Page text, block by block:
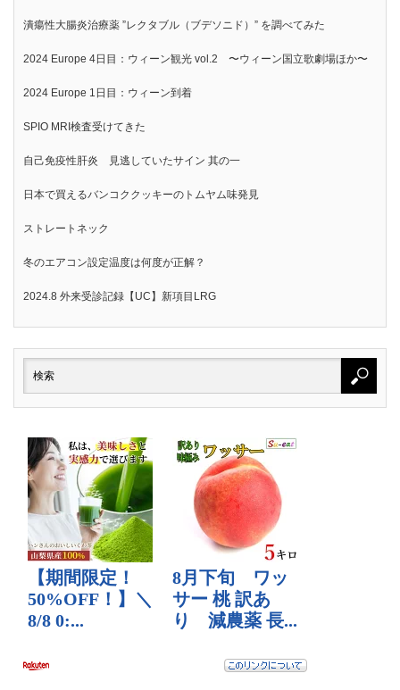
潰瘍性大腸炎治療薬 ”レクタブル（ブデソニド）” を調べてみた
2024 Europe 4日目：ウィーン観光 vol.2 〜ウィーン国立歌劇場ほか〜
2024 Europe 1日目：ウィーン到着
SPIO MRI検査受けてきた
自己免疫性肝炎 見逃していたサイン 其の一
日本で買えるバンコククッキーのトムヤム味発見
ストレートネック
冬のエアコン設定温度は何度が正解？
2024.8 外来受診記録【UC】新項目LRG